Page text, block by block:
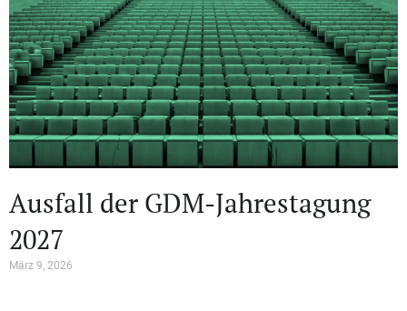
Ausfall der GDM-Jahrestagung
2027
März 9, 2026